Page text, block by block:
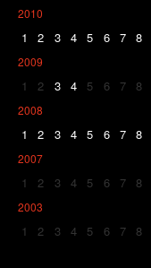
2010
1 2 3 4 5 6 7 8
2009
1 2 3 4 5 6 7 8
2008
1 2 3 4 5 6 7 8
2007
1 2 3 4 5 6 7 8
2003
1 2 3 4 5 6 7 8